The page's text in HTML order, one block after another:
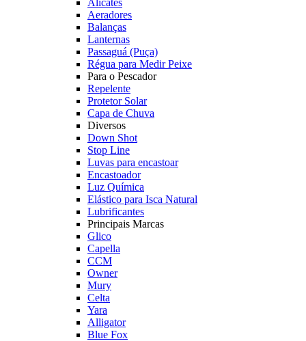
Alicates
Aeradores
Balanças
Lanternas
Passaguá (Puça)
Régua para Medir Peixe
Para o Pescador
Repelente
Protetor Solar
Capa de Chuva
Diversos
Down Shot
Stop Line
Luvas para encastoar
Encastoador
Luz Química
Elástico para Isca Natural
Lubrificantes
Principais Marcas
Glico
Capella
CCM
Owner
Mury
Celta
Yara
Alligator
Blue Fox